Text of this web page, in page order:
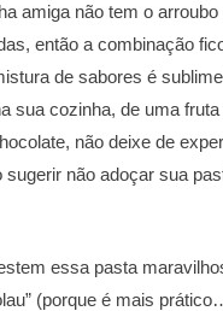
amiga não tem o
então a combinação
de sabores é
sua cozinha, de uma
não deixe de
não adoçar sua
essa pasta
(porque é mais